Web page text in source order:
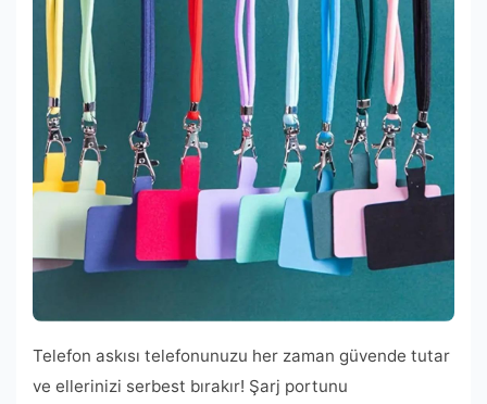
Telefon askısı telefonunuzu her zaman güvende tutar
ve ellerinizi serbest bırakır! Şarj portunu